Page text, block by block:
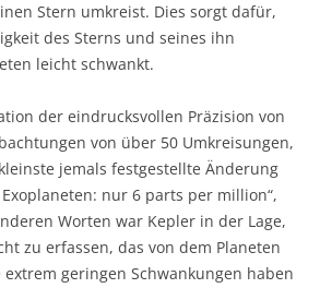
Stern umkreist. Dies sorgt dafür,
des Sterns und seines ihn
leicht schwankt.
der eindrucksvollen Präzision von
von über 50 Umkreisungen,
jemals festgestellte Änderung
nur 6 parts per million“,
Worten war Kepler in der Lage,
zu erfassen, das von dem Planeten
extrem geringen Schwankungen haben